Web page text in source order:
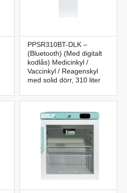
PPSR310BT-DLK –
(Bluetooth) (Med digitalt
kodlås) Medicinkyl /
Vaccinkyl / Reagenskyl
med solid dörr, 310 liter